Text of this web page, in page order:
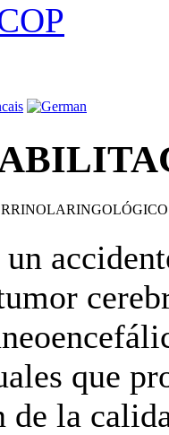
un
que
de la